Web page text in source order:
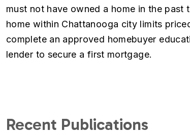
must not have owned a home in the past
home within Chattanooga city limits
complete an approved homebuyer
lender to secure a first mortgage.
Recent Publications